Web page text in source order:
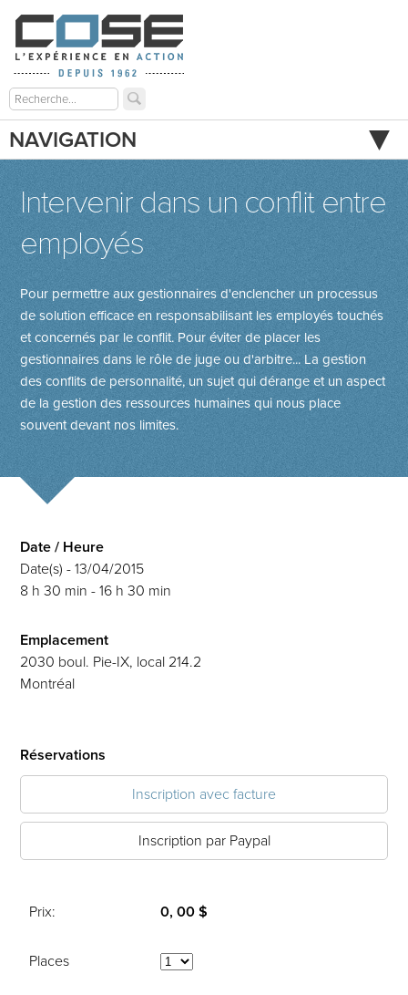
NAVIGATION
Intervenir dans un conflit entre
employés
Pour permettre aux gestionnaires d'enclencher un processus
de solution efficace en responsabilisant les employés touchés
et concernés par le conflit. Pour éviter de placer les
gestionnaires dans le rôle de juge ou d'arbitre... La gestion
des conflits de personnalité, un sujet qui dérange et un aspect
de la gestion des ressources humaines qui nous place
souvent devant nos limites.
Date / Heure
Date(s) - 13/04/2015
8 h 30 min - 16 h 30 min
Emplacement
2030 boul. Pie-IX, local 214.2
Montréal
Réservations
Inscription avec facture
Inscription par Paypal
Prix: 0, 00 $
Places